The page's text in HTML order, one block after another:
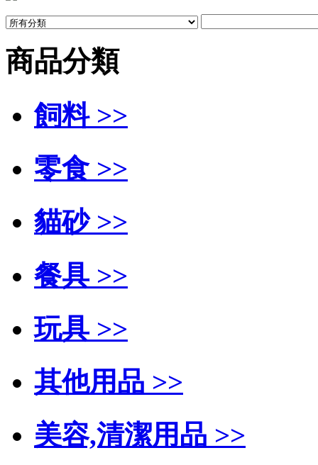
商品分類
飼料 >>
零食 >>
貓砂 >>
餐具 >>
玩具 >>
其他用品 >>
美容,清潔用品 >>